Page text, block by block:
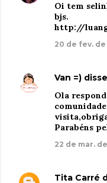
Oi tem
bjs.
http://
20 de fev. de
Van =)
Ola
Parabéns
22 de mar.
Tita Carré